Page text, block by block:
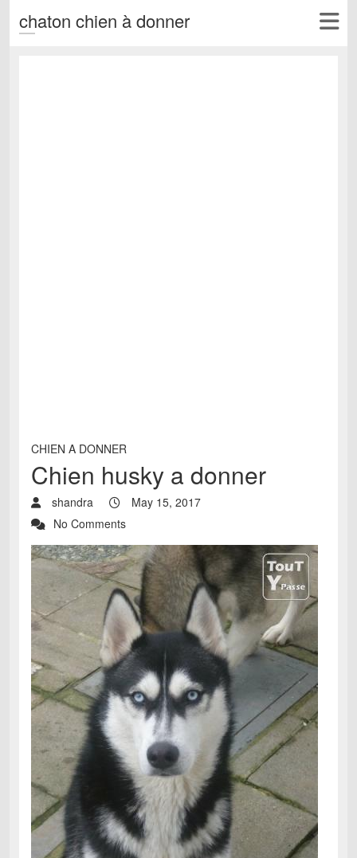
chaton chien à donner
CHIEN A DONNER
Chien husky a donner
shandra
May 15, 2017
No Comments